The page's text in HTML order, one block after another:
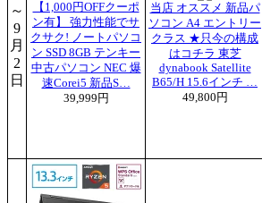
～
9
月
2
日
【1,000円OFFクーポ
ン有】 強力性能でサ
クサク! ノートパソコ
ン SSD 8GB テンキー
中古パソコン NEC 爆
速Corei5 新品S…
39,999円
当店 オススメ 新品パ
ソコン A4 エントリー
クラス ★只今の構成
はコチラ 東芝
dynabook Satellite
B65/H 15.6インチ …
49,800円